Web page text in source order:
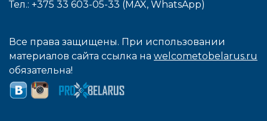
Тел.: +375 33 603-05-33 (MAX, WhatsApp)
Все права защищены. При использовании
материалов сайта ссылка на welcometobelarus.ru
обязательна!